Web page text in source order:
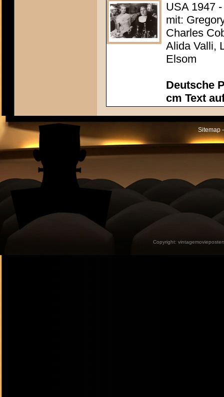
USA 1947
mit:
Charles
Alida Valli,
Elsom
Deutsche
cm Text
Sitemap
Copyright: